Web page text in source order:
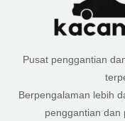
Pusat penggantian
Berpengalaman lebih
penggantian dan